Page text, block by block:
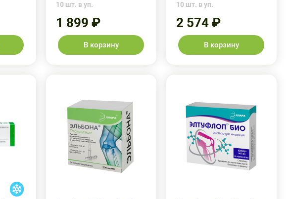
10 шт. в уп.
1 899 ₽
В корзину
10 шт. в уп.
2 574 ₽
В корзину